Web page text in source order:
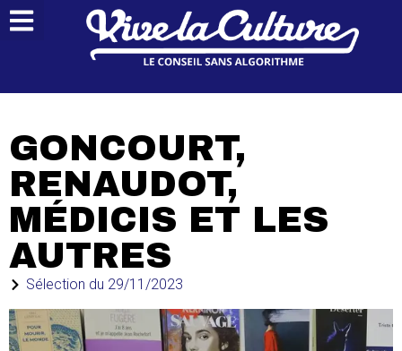
GONCOURT,
RENAUDOT,
MÉDICIS ET LES
AUTRES
Sélection du 29/11/2023